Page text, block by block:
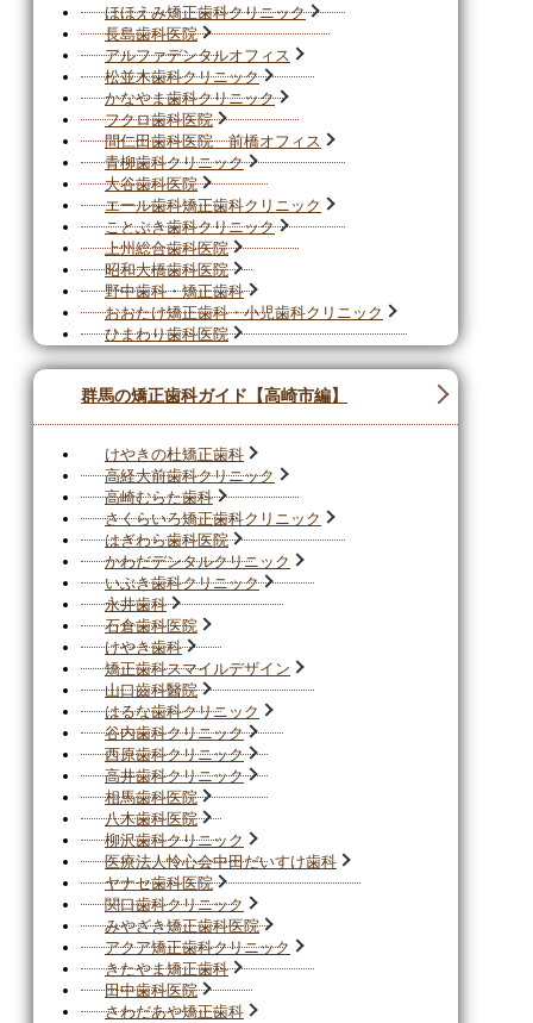
ほほえみ矯正歯科クリニック
長島歯科医院
アルファデンタルオフィス
松並木歯科クリニック
かなやま歯科クリニック
フクロ歯科医院
間仁田歯科医院 前橋オフィス
青柳歯科クリニック
大谷歯科医院
エール歯科矯正歯科クリニック
ことぶき歯科クリニック
上州総合歯科医院
昭和大橋歯科医院
野中歯科・矯正歯科
おおたけ矯正歯科・小児歯科クリニック
ひまわり歯科医院
群馬の矯正歯科ガイド【高崎市編】
けやきの杜矯正歯科
高経大前歯科クリニック
高崎むらた歯科
さくらいろ矯正歯科クリニック
はぎわら歯科医院
かわだデンタルクリニック
いぶき歯科クリニック
永井歯科
石倉歯科医院
けやき歯科
矯正歯科スマイルデザイン
山口齒科醫院
はるな歯科クリニック
谷内歯科クリニック
西原歯科クリニック
高井歯科クリニック
相馬歯科医院
八木歯科医院
柳沢歯科クリニック
医療法人怜心会中田だいすけ歯科
ヤナセ歯科医院
関口歯科クリニック
みやざき矯正歯科医院
アクア矯正歯科クリニック
きたやま矯正歯科
田中歯科医院
さわだあや矯正歯科